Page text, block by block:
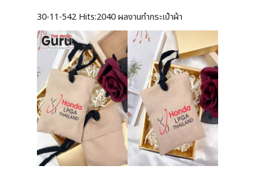
30-11-542 Hits:2040 ผลงานทำกระเป๋าผ้า